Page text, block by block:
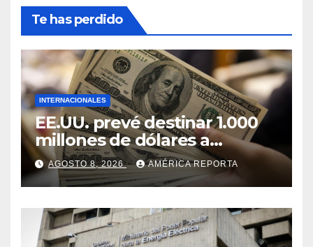
Te has perdido
INTERNACIONALES
EE.UU. prevé destinar 1.000
millones de dólares a
Colombia para un paquete
de seguridad
AGOSTO 8, 2026 AMÉRICA REPORTA